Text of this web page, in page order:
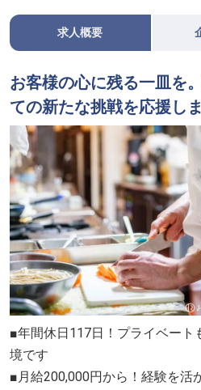
求人概要
お客様の心に残る一皿を
ての新たな挑戦を応援しま
■年間休日117日！プライベート
境です
■月給200,000円から！経験を活